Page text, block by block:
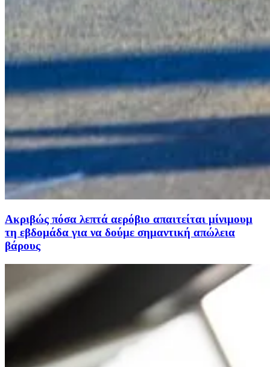
Ακριβώς πόσα λεπτά αερόβιο απαιτείται μίνιμουμ
τη εβδομάδα για να δούμε σημαντική απώλεια
βάρους